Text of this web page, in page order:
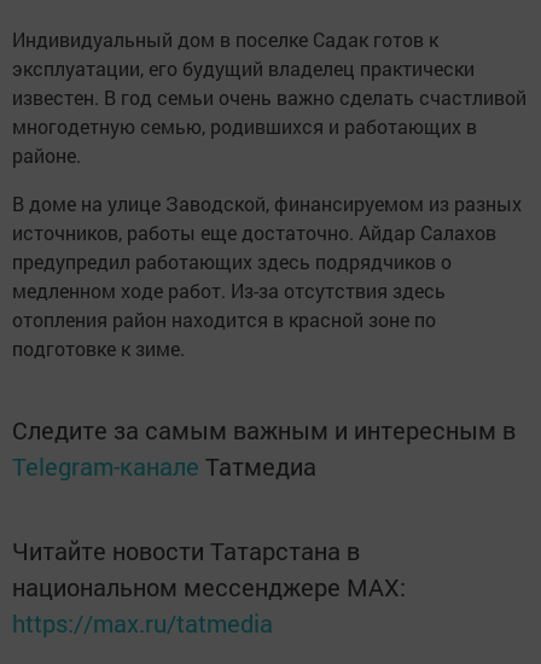
Индивидуальный дом в поселке Садак готов к
эксплуатации, его будущий владелец практически
известен. В год семьи очень важно сделать счастливой
многодетную семью, родившихся и работающих в
районе.
В доме на улице Заводской, финансируемом из разных
источников, работы еще достаточно. Айдар Салахов
предупредил работающих здесь подрядчиков о
медленном ходе работ. Из-за отсутствия здесь
отопления район находится в красной зоне по
подготовке к зиме.
Следите за самым важным и интересным в
Telegram-канале Татмедиа
Читайте новости Татарстана в
национальном мессенджере MАХ:
https://max.ru/tatmedia